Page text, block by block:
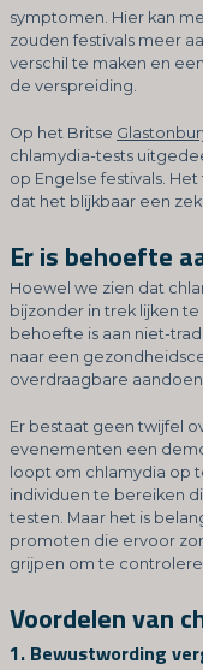
symptomen. Hier kan
zouden festivals meer
verschil te maken en
de verspreiding.
Op het Britse
chlamydia-tests
op Engelse festivals.
dat het blijkbaar een
Er is behoefte
Hoewel we zien dat
bijzonder in trek lijken
behoefte is aan niet-
naar een
overdraagbare
Er bestaat geen twijfel
evenementen een
loopt om chlamydia op
individuen te bereiken
testen. Maar het is
promoten die ervoor
grijpen om te
Voordelen van
1. Bewustwording